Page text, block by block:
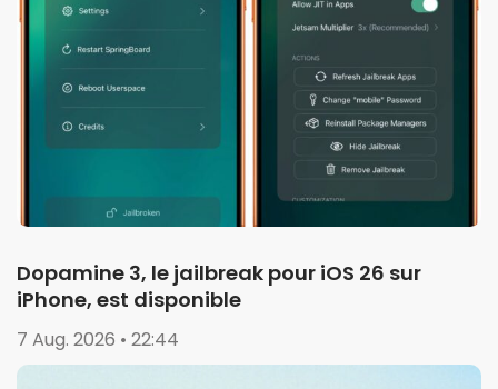
Dopamine 3, le jailbreak pour iOS 26 sur
iPhone, est disponible
7 Aug. 2026 • 22:44